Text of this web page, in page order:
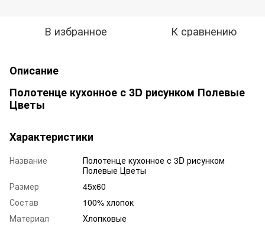
В избранное К сравнению
Описание
Полотенце кухонное с 3D рисунком Полевые
Цветы
Характеристики
Название
Полотенце кухонное с 3D рисунком
Полевые Цветы
Размер
45х60
Состав
100% хлопок
Материал
Хлопковые